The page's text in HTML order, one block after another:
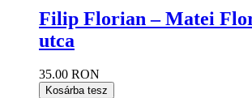
Filip Florian – Matei
utca
35.00 RON
Kosárba tesz